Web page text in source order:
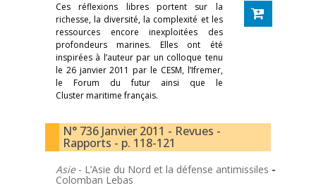
Ces réflexions libres portent sur la
richesse, la diversité, la complexité et les
ressources encore inexploitées des
profondeurs marines. Elles ont été
inspirées à l’auteur par un colloque tenu
le 26 janvier 2011 par le CESM, l’Ifremer,
le Forum du futur ainsi que le
Cluster maritime français.
N° 736 Janvier 2011 - Revues -
Rapports - p. 118-121
Asie - L’Asie du Nord et la défense antimissiles -
Colomban Lebas